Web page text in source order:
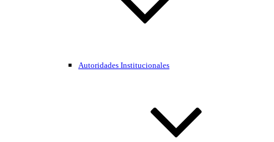
Autoridades Institucionales